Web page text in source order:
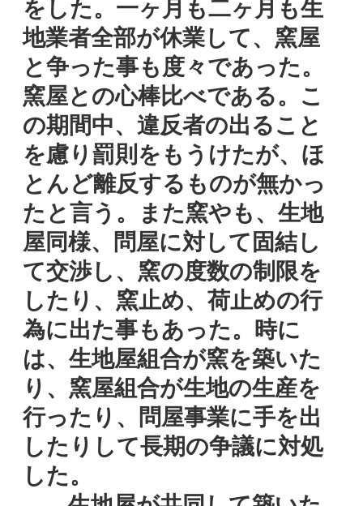
をした。一ヶ月も二ヶ月も生
地業者全部が休業して、窯屋
と争った事も度々であった。
窯屋との心棒比べである。こ
の期間中、違反者の出ること
を慮り罰則をもうけたが、ほ
とんど離反するものが無かっ
たと言う。また窯やも、生地
屋同様、問屋に対して固結し
て交渉し、窯の度数の制限を
したり、窯止め、荷止めの行
為に出た事もあった。時に
は、生地屋組合が窯を築いた
り、窯屋組合が生地の生産を
行ったり、問屋事業に手を出
したりして長期の争議に対処
した。